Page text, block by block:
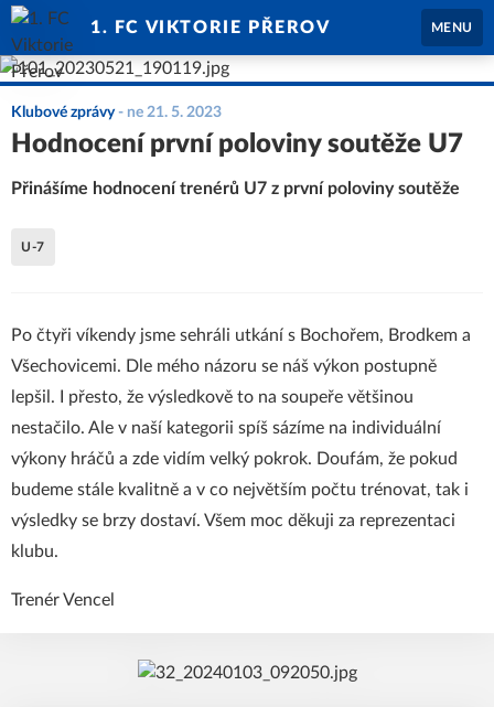
1. FC VIKTORIE PŘEROV MENU
Klubové zprávy- ne 21. 5. 2023
Hodnocení první poloviny soutěže U7
Přinášíme hodnocení trenérů U7 z první poloviny soutěže
U-7
Po čtyři víkendy jsme sehráli utkání s Bochořem, Brodkem a
Všechovicemi. Dle mého názoru se náš výkon postupně
lepšil. I přesto, že výsledkově to na soupeře většinou
nestačilo. Ale v naší kategorii spíš sázíme na individuální
výkony hráčů a zde vidím velký pokrok. Doufám, že pokud
budeme stále kvalitně a v co největším počtu trénovat, tak i
výsledky se brzy dostaví. Všem moc děkuji za reprezentaci
klubu.
Trenér Vencel